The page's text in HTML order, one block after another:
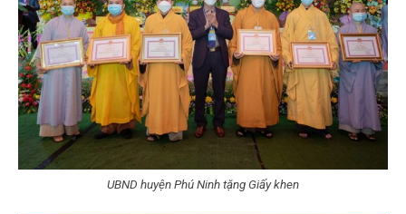
UBND huyện Phú Ninh tặng Giấy khen